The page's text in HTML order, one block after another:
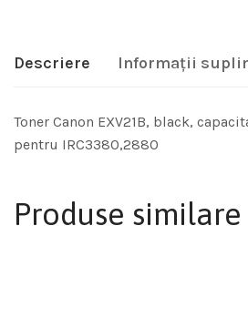
Descriere Informații
Toner Canon EXV21B, black,
pentru IRC3380,2880
Produse similare